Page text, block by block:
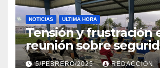
NOTICIAS ULTIMA HORA
Tensión y frustración
reunión sobre
Reparto
5/FEBRERO/2025 REDACCION